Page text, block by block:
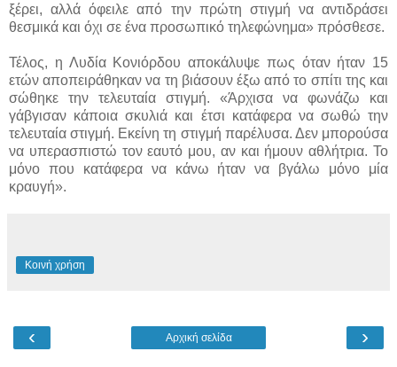
ξέρει, αλλά όφειλε από την πρώτη στιγμή να αντιδράσει
θεσμικά και όχι σε ένα προσωπικό τηλεφώνημα» πρόσθεσε.
Τέλος, η Λυδία Κονιόρδου αποκάλυψε πως όταν ήταν 15
ετών αποπειράθηκαν να τη βιάσουν έξω από το σπίτι της και
σώθηκε την τελευταία στιγμή. «Άρχισα να φωνάζω και
γάβγισαν κάποια σκυλιά και έτσι κατάφερα να σωθώ την
τελευταία στιγμή. Εκείνη τη στιγμή παρέλυσα. Δεν μπορούσα
να υπερασπιστώ τον εαυτό μου, αν και ήμουν αθλήτρια. Το
μόνο που κατάφερα να κάνω ήταν να βγάλω μόνο μία
κραυγή».
Κοινή χρήση
‹ ›
Αρχική σελίδα